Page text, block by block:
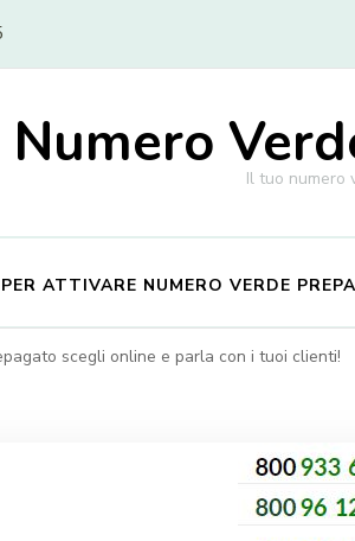
Numero Il tuo numero
ATTIVARE NUMERO VERDE
scegli online e parla con i tuoi clienti!